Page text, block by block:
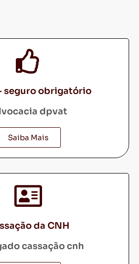
seguro obrigatório
dpvat
Saiba Mais
da CNH
cassação cnh